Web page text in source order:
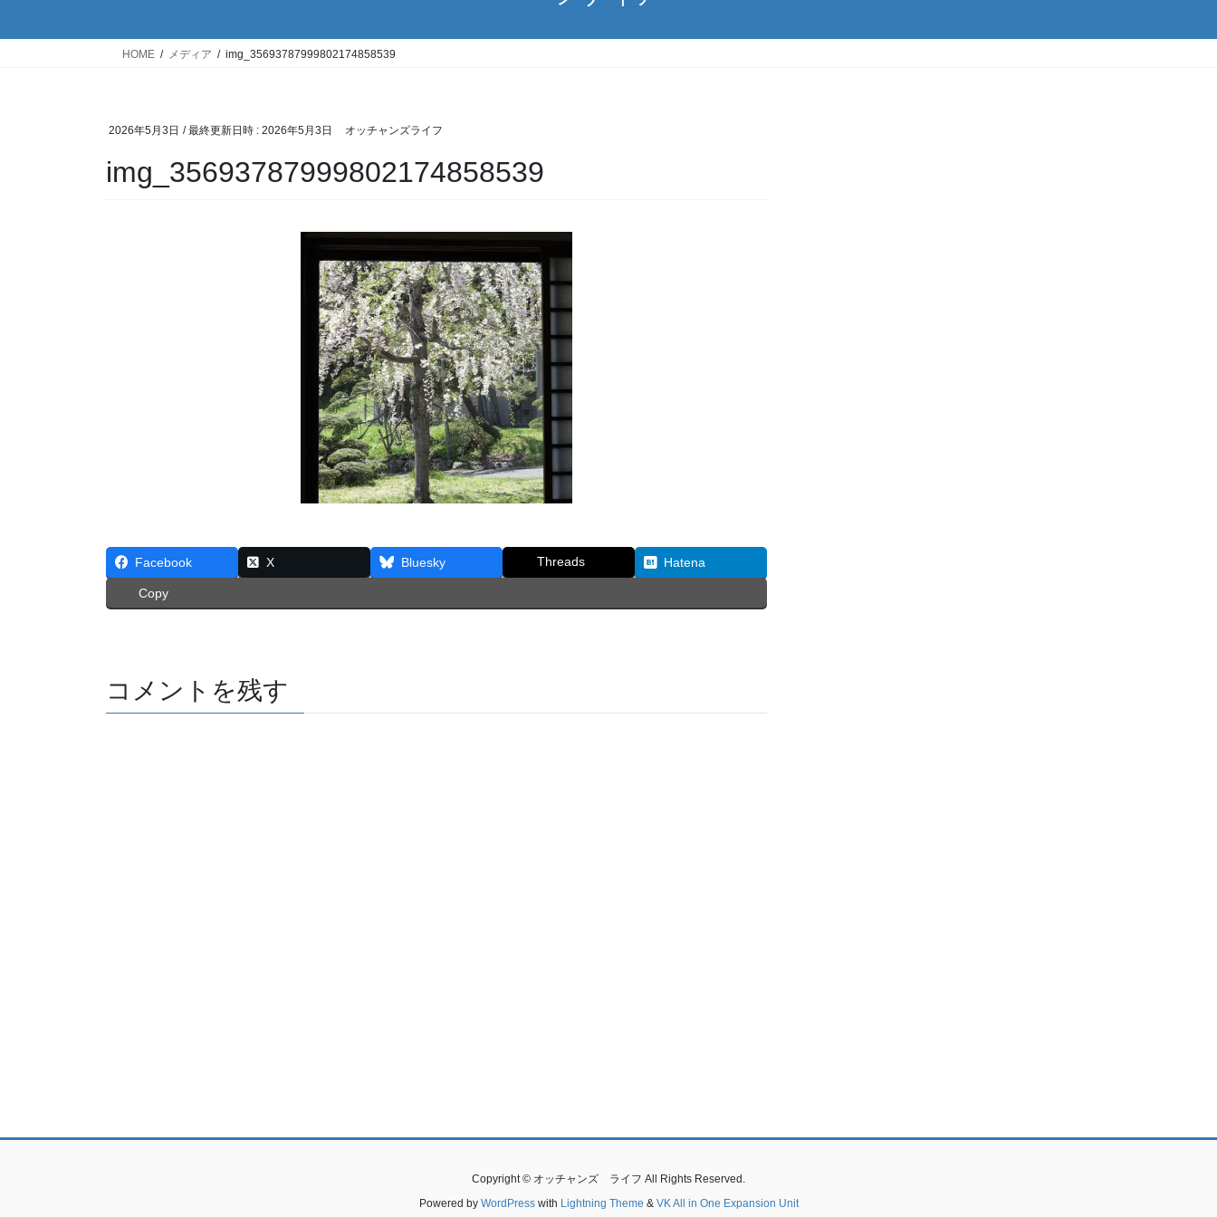
HOME メディア img_35693787999802174858539
2026年5月3日 / 最終更新日時 : 2026年5月3日 オッチャンズライフ
img_35693787999802174858539
Facebook X Bluesky Threads Hatena
Copy
コメントを残す
Copyright © オッチャンズ ライフ All Rights Reserved.
Powered by WordPresswith Lightning Theme & VK All in One Expansion Unit